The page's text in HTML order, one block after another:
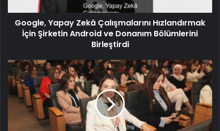
Google, Yapay Zekâ Çalışmalarını Hızlandırmak
İçin Şirketin Android ve Donanım Bölümlerini
Birleştirdi